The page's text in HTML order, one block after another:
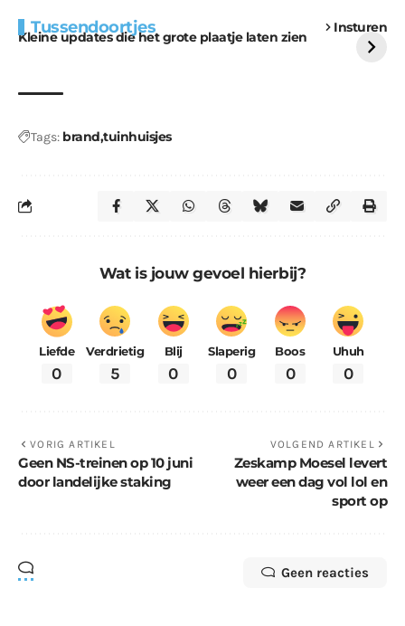
Tussendoortjes Insturen
Kleine updates die het grote plaatje laten zien
voor kabouters
uitdaging
Tags: brand tuinhuisjes
Wat is jouw gevoel hierbij?
Liefde
0
Verdrietig
5
Blij
0
Slaperig
0
Boos
0
Uhuh
0
VORIG ARTIKEL
Geen NS-treinen op 10 juni
door landelijke staking
VOLGEND ARTIKEL
Zeskamp Moesel levert
weer een dag vol lol en
sport op
Geen reacties